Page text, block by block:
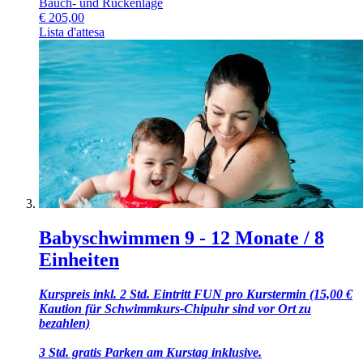
Bauch- und Rückenlage
€ 205,00
Lista d'attesa
Babyschwimmen 9 - 12 Monate / 8
Einheiten
Kurspreis inkl. 2 Std. Eintritt FUN pro Kurstermin (15,00 €
Kaution für Schwimmkurs-Chipuhr sind vor Ort zu
bezahlen)
3 Std. gratis Parken am Kurstag inklusive.